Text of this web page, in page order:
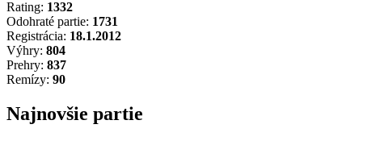
Rating: 1332
Odohraté partie: 1731
Registrácia: 18.1.2012
Výhry: 804
Prehry: 837
Remízy: 90
Najnovšie partie